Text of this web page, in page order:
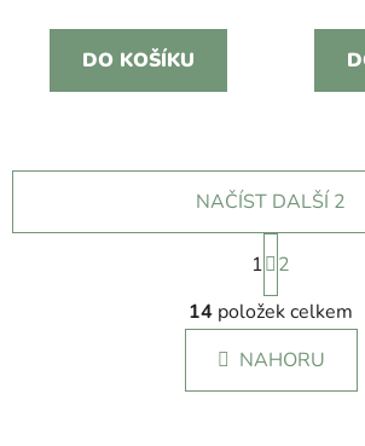
DO KOŠÍKU
O
v
l
á
d
NAČÍST DALŠÍ 2
S
t
r
á
n
k
1
2
14 položek celkem
NAHORU